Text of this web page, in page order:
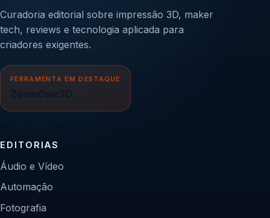
Curadoria editorial sobre impressão 3D, maker
tech, reviews e tecnologia aplicada para
criadores exigentes.
FERRAMENTA EM DESTAQUE
ZoomCalc3D
EDITORIAS
Áudio e Vídeo
Automação
Fotografia